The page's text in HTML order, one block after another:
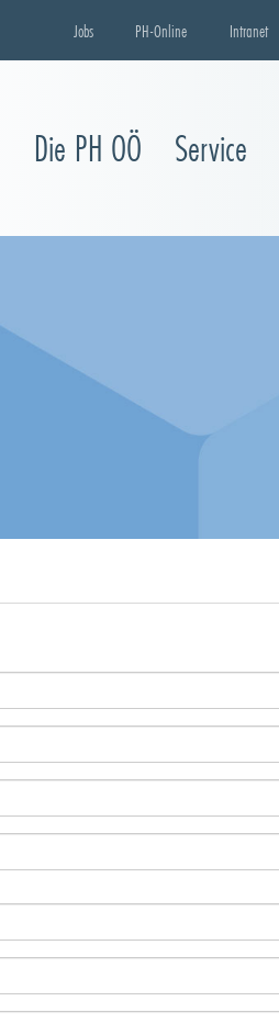
Jobs PH-Online Intranet
Die PH OÖ Service